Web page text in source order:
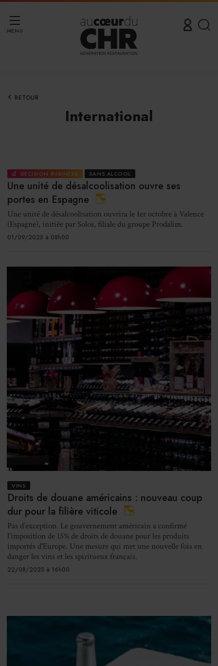
MENU
RETOUR
International
DÉCISION BUSINESS SANS ALCOOL
Une unité de désalcoolisation ouvre ses
portes en Espagne
Une unité de désalcoolisation ouvrira le 1er octobre à Valence
(Espagne), initiée par Solos, filiale du groupe Prodalim.
01/09/2025 à 08h00
VINS
Droits de douane américains : nouveau coup
dur pour la filière viticole
Pas d’exception. Le gouvernement américain a confirmé
l'imposition de 15% de droits de douane pour les produits
importés d'Europe. Une mesure qui met une nouvelle fois en
danger les vins et les spiritueux français.
22/08/2025 à 16h00